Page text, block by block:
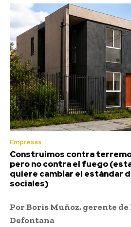
Empresas
Construimos contra
pero no contra el fuego
quiere cambiar el estándar
sociales)
Por Boris Muñoz, gerente
Defontana